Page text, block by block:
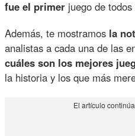
fue el primer juego de
Además, te mostramos la
analistas a cada una de las
cuáles son los mejores
la historia y los que más